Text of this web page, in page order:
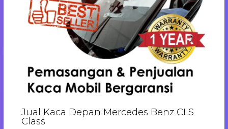
Jual Kaca Depan Mercedes Benz CLS
Class